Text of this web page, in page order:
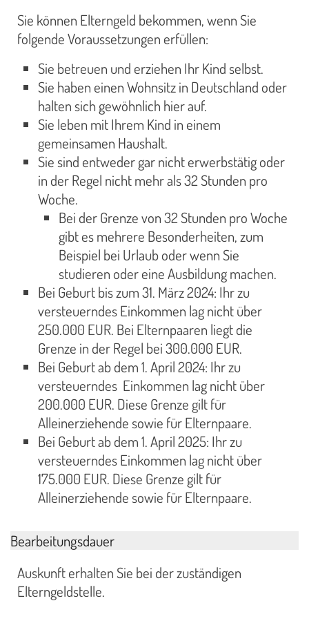
Sie können Elterngeld bekommen, wenn Sie
folgende Voraussetzungen erfüllen:
Sie betreuen und erziehen Ihr Kind selbst.
Sie haben einen Wohnsitz in Deutschland oder
halten sich gewöhnlich hier auf.
Sie leben mit Ihrem Kind in einem
gemeinsamen Haushalt.
Sie sind entweder gar nicht erwerbstätig oder
in der Regel nicht mehr als 32 Stunden pro
Woche.
Bei der Grenze von 32 Stunden pro Woche
gibt es mehrere Besonderheiten, zum
Beispiel bei Urlaub oder wenn Sie
studieren oder eine Ausbildung machen.
Bei Geburt bis zum 31. März 2024: Ihr zu
versteuerndes Einkommen lag nicht über
250.000 EUR. Bei Elternpaaren liegt die
Grenze in der Regel bei 300.000 EUR.
Bei Geburt ab dem 1. April 2024: Ihr zu
versteuerndes Einkommen lag nicht über
200.000 EUR. Diese Grenze gilt für
Alleinerziehende sowie für Elternpaare.
Bei Geburt ab dem 1. April 2025: Ihr zu
versteuerndes Einkommen lag nicht über
175.000 EUR. Diese Grenze gilt für
Alleinerziehende sowie für Elternpaare.
Bearbeitungsdauer
Auskunft erhalten Sie bei der zuständigen
Elterngeldstelle.